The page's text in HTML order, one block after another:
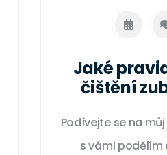
Jaké
čištění
Podívejte se na
s vámi podělím